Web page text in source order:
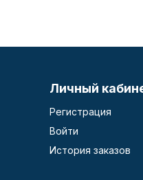
Личный
Регистрация
Войти
История заказов